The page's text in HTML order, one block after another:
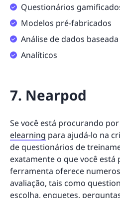
Questionários
Modelos pré-fabricados
Análise de dados
Analíticos
7. Nearpod
Se você está procurando
elearning para ajudá-lo na
de questionários de
exatamente o que você está
ferramenta oferece
avaliação, tais como
escolha, enquetes,